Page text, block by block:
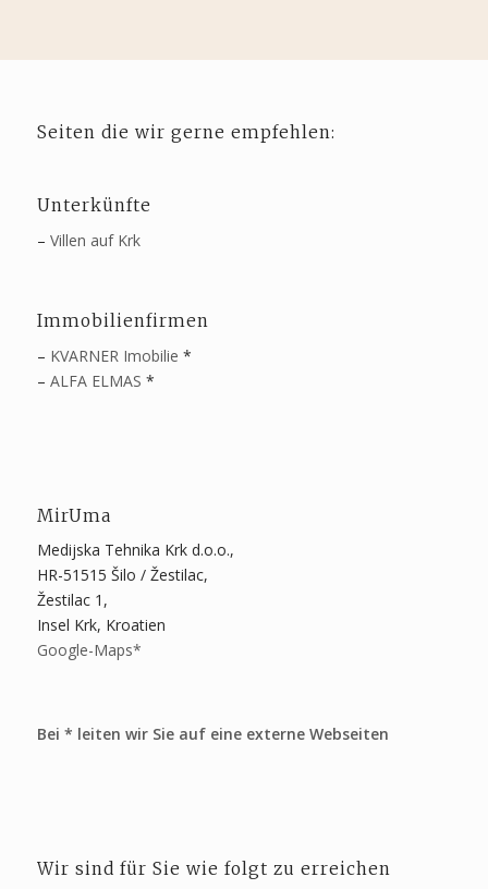
Seiten die wir gerne empfehlen:
Unterkünfte
– Villen auf Krk
Immobilienfirmen
– KVARNER Imobilie *
– ALFA ELMAS *
MirUma
Medijska Tehnika Krk d.o.o.,
HR-51515 Šilo / Žestilac,
Žestilac 1,
Insel Krk, Kroatien
Google-Maps*
Bei * leiten wir Sie auf eine externe Webseiten
Wir sind für Sie wie folgt zu erreichen